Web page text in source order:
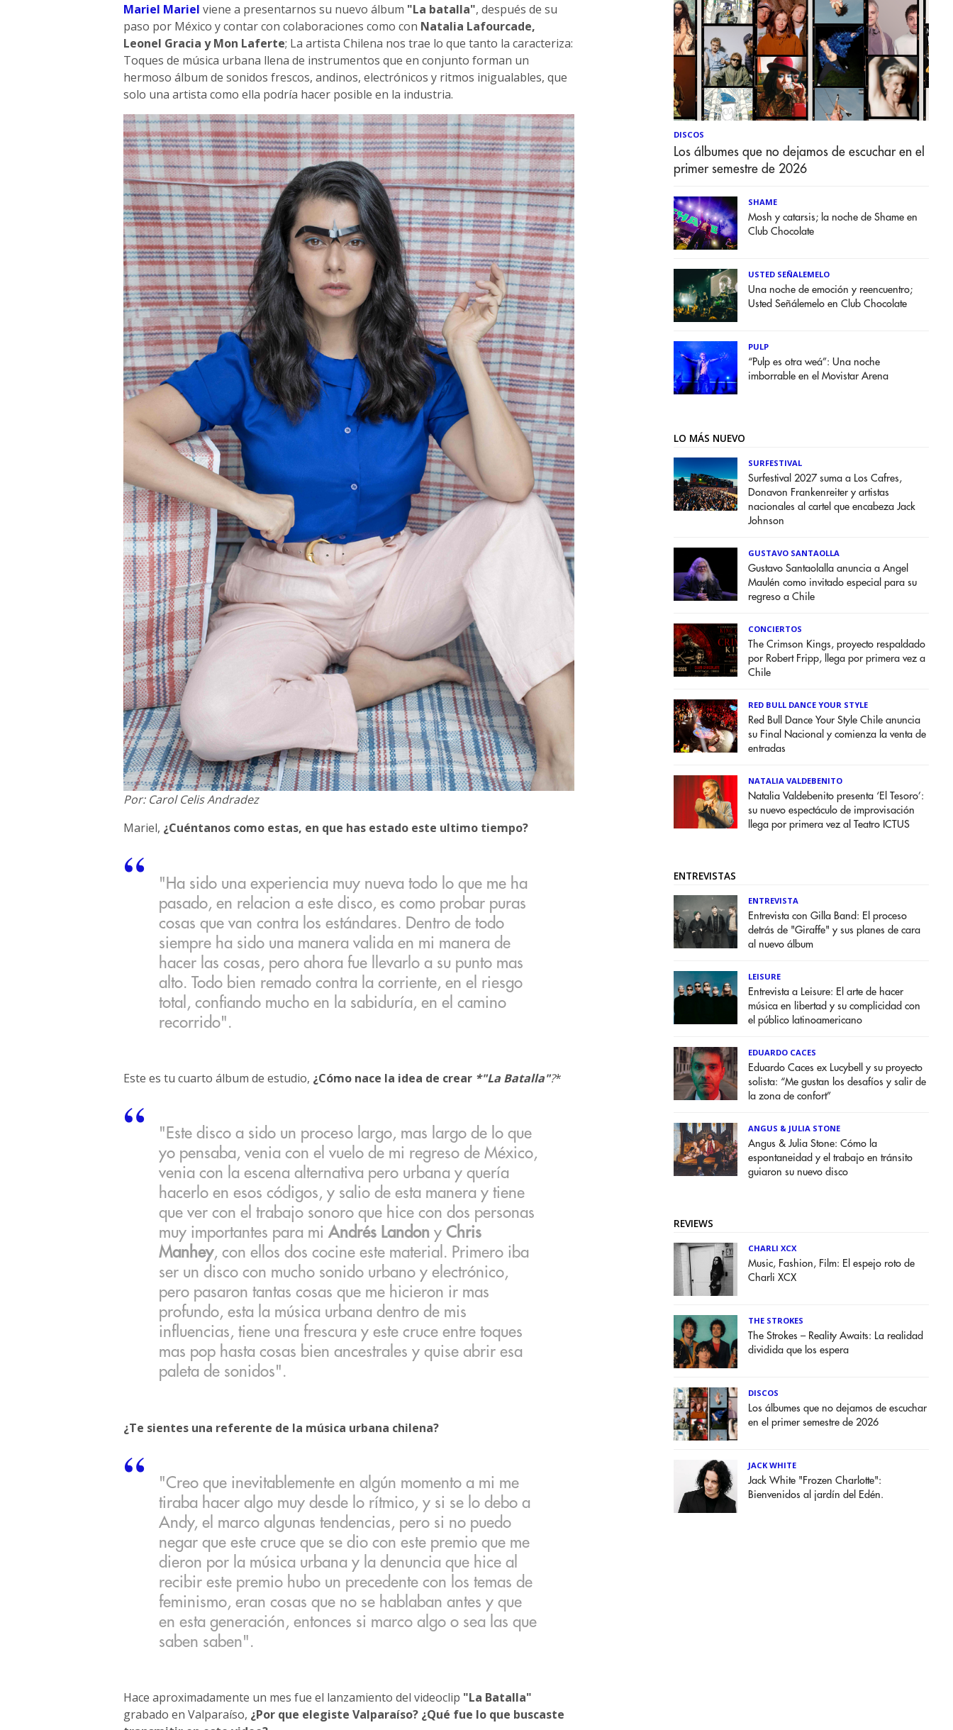
Mariel Mariel viene a presentarnos su nuevo álbum "La batalla", después de su
paso por México y contar con colaboraciones como con Natalia Lafourcade,
Leonel Gracia y Mon Laferte; La artista Chilena nos trae lo que tanto la caracteriza:
Toques de música urbana llena de instrumentos que en conjunto forman un
hermoso álbum de sonidos frescos, andinos, electrónicos y ritmos inigualables, que
solo una artista como ella podría hacer posible en la industria.
Por: Carol Celis Andradez
Mariel, ¿Cuéntanos como estas, en que has estado este ultimo tiempo?
"Ha sido una experiencia muy nueva todo lo que me ha
pasado, en relacion a este disco, es como probar puras
cosas que van contra los estándares. Dentro de todo
siempre ha sido una manera valida en mi manera de
hacer las cosas, pero ahora fue llevarlo a su punto mas
alto. Todo bien remado contra la corriente, en el riesgo
total, confiando mucho en la sabiduría, en el camino
recorrido".
Este es tu cuarto álbum de estudio, ¿Cómo nace la idea de crear *"La Batalla"?*
"Este disco a sido un proceso largo, mas largo de lo que
yo pensaba, venia con el vuelo de mi regreso de México,
venia con la escena alternativa pero urbana y quería
hacerlo en esos códigos, y salio de esta manera y tiene
que ver con el trabajo sonoro que hice con dos personas
muy importantes para mi Andrés Landon y Chris
Manhey, con ellos dos cocine este material. Primero iba
ser un disco con mucho sonido urbano y electrónico,
pero pasaron tantas cosas que me hicieron ir mas
profundo, esta la música urbana dentro de mis
influencias, tiene una frescura y este cruce entre toques
mas pop hasta cosas bien ancestrales y quise abrir esa
paleta de sonidos".
¿Te sientes una referente de la música urbana chilena?
"Creo que inevitablemente en algún momento a mi me
tiraba hacer algo muy desde lo rítmico, y si se lo debo a
Andy, el marco algunas tendencias, pero si no puedo
negar que este cruce que se dio con este premio que me
dieron por la música urbana y la denuncia que hice al
recibir este premio hubo un precedente con los temas de
feminismo, eran cosas que no se hablaban antes y que
en esta generación, entonces si marco algo o sea las que
saben saben".
Hace aproximadamente un mes fue el lanzamiento del videoclip "La Batalla"
grabado en Valparaíso, ¿Por que elegiste Valparaíso? ¿Qué fue lo que buscaste
DISCOS
Los álbumes que no dejamos de escuchar en el
primer semestre de 2026
SHAME
Mosh y catarsis; la noche de Shame en
Club Chocolate
USTED SEÑALEMELO
Una noche de emoción y reencuentro;
Usted Señálemelo en Club Chocolate
PULP
“Pulp es otra weá”: Una noche
imborrable en el Movistar Arena
LO MÁS NUEVO
SURFESTIVAL
Surfestival 2027 suma a Los Cafres,
Donavon Frankenreiter y artistas
nacionales al cartel que encabeza Jack
Johnson
GUSTAVO SANTAOLLA
Gustavo Santaolalla anuncia a Angel
Maulén como invitado especial para su
regreso a Chile
CONCIERTOS
The Crimson Kings, proyecto respaldado
por Robert Fripp, llega por primera vez a
Chile
RED BULL DANCE YOUR STYLE
Red Bull Dance Your Style Chile anuncia
su Final Nacional y comienza la venta de
entradas
NATALIA VALDEBENITO
Natalia Valdebenito presenta ‘El Tesoro’:
su nuevo espectáculo de improvisación
llega por primera vez al Teatro ICTUS
ENTREVISTAS
ENTREVISTA
Entrevista con Gilla Band: El proceso
detrás de "Giraffe" y sus planes de cara
al nuevo álbum
LEISURE
Entrevista a Leisure: El arte de hacer
música en libertad y su complicidad con
el público latinoamericano
EDUARDO CACES
Eduardo Caces ex Lucybell y su proyecto
solista: “Me gustan los desafíos y salir de
la zona de confort”
ANGUS & JULIA STONE
Angus & Julia Stone: Cómo la
espontaneidad y el trabajo en tránsito
guiaron su nuevo disco
REVIEWS
CHARLI XCX
Music, Fashion, Film: El espejo roto de
Charli XCX
THE STROKES
The Strokes – Reality Awaits: La realidad
dividida que los espera
DISCOS
Los álbumes que no dejamos de escuchar
en el primer semestre de 2026
JACK WHITE
Jack White "Frozen Charlotte":
Bienvenidos al jardín del Edén.